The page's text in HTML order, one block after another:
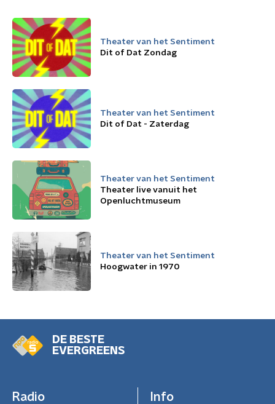
Theater van het Sentiment
Dit of Dat Zondag
Theater van het Sentiment
Dit of Dat - Zaterdag
Theater van het Sentiment
Theater live vanuit het
Openluchtmuseum
Theater van het Sentiment
Hoogwater in 1970
DE BESTE
EVERGREENS
Radio Info